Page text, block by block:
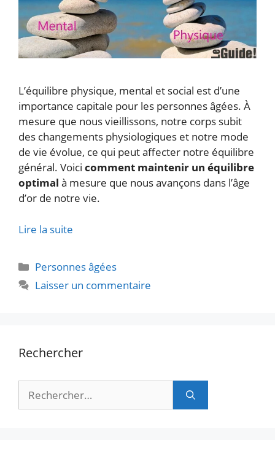
L’équilibre physique, mental et social est d’une
importance capitale pour les personnes âgées. À
mesure que nous vieillissons, notre corps subit
des changements physiologiques et notre mode
de vie évolue, ce qui peut affecter notre équilibre
général. Voici comment maintenir un équilibre
optimal à mesure que nous avançons dans l’âge
d’or de notre vie.
Lire la suite
Catégories
Personnes âgées
Laisser un commentaire
Rechercher
Rechercher :